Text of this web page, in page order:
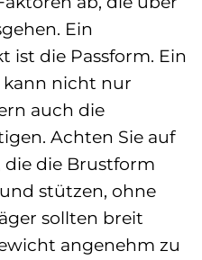
Ein
ist die Passform. Ein
kann nicht nur
auch die
Achten Sie auf
die die Brustform
stützen, ohne
sollten breit
angenehm zu